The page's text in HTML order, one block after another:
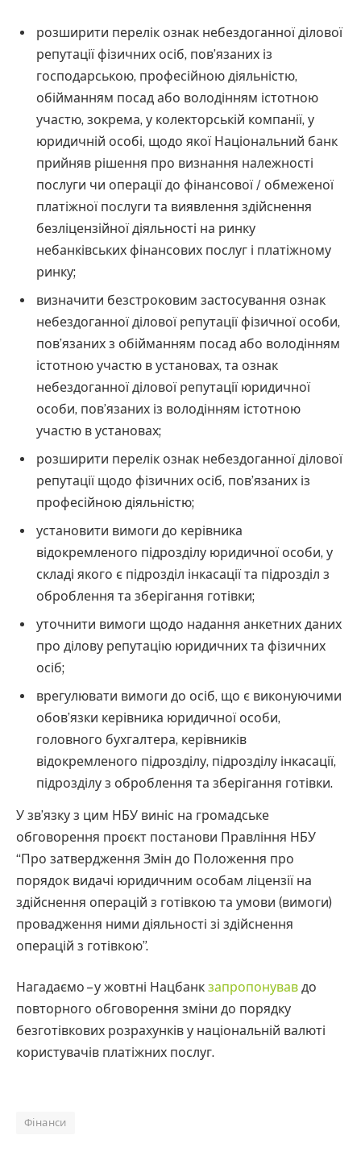
розширити перелік ознак небездоганної ділової
репутації фізичних осіб, пов’язаних із
господарською, професійною діяльністю,
обійманням посад або володінням істотною
участю, зокрема, у колекторській компанії, у
юридичній особі, щодо якої Національний банк
прийняв рішення про визнання належності
послуги чи операції до фінансової / обмеженої
платіжної послуги та виявлення здійснення
безліцензійної діяльності на ринку
небанківських фінансових послуг і платіжному
ринку;
визначити безстроковим застосування ознак
небездоганної ділової репутації фізичної особи,
пов’язаних з обійманням посад або володінням
істотною участю в установах, та ознак
небездоганної ділової репутації юридичної
особи, пов’язаних із володінням істотною
участю в установах;
розширити перелік ознак небездоганної ділової
репутації щодо фізичних осіб, пов’язаних із
професійною діяльністю;
установити вимоги до керівника
відокремленого підрозділу юридичної особи, у
складі якого є підрозділ інкасації та підрозділ з
оброблення та зберігання готівки;
уточнити вимоги щодо надання анкетних даних
про ділову репутацію юридичних та фізичних
осіб;
врегулювати вимоги до осіб, що є виконуючими
обов’язки керівника юридичної особи,
головного бухгалтера, керівників
відокремленого підрозділу, підрозділу інкасації,
підрозділу з оброблення та зберігання готівки.
У зв’язку з цим НБУ виніс на громадське
обговорення проєкт постанови Правління НБУ
“Про затвердження Змін до Положення про
порядок видачі юридичним особам ліцензії на
здійснення операцій з готівкою та умови (вимоги)
провадження ними діяльності зі здійснення
операцій з готівкою”.
Нагадаємо – у жовтні Нацбанк запропонував до
повторного обговорення зміни до порядку
безготівкових розрахунків у національній валюті
користувачів платіжних послуг.
Фінанси